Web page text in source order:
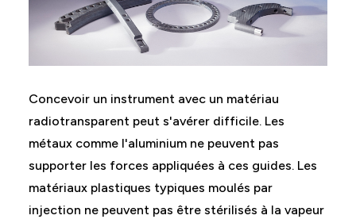
Concevoir un instrument avec un matériau
radiotransparent peut s'avérer difficile. Les
métaux comme l'aluminium ne peuvent pas
supporter les forces appliquées à ces guides. Les
matériaux plastiques typiques moulés par
injection ne peuvent pas être stérilisés à la vapeur